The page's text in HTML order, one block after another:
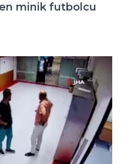
minik futbolcu